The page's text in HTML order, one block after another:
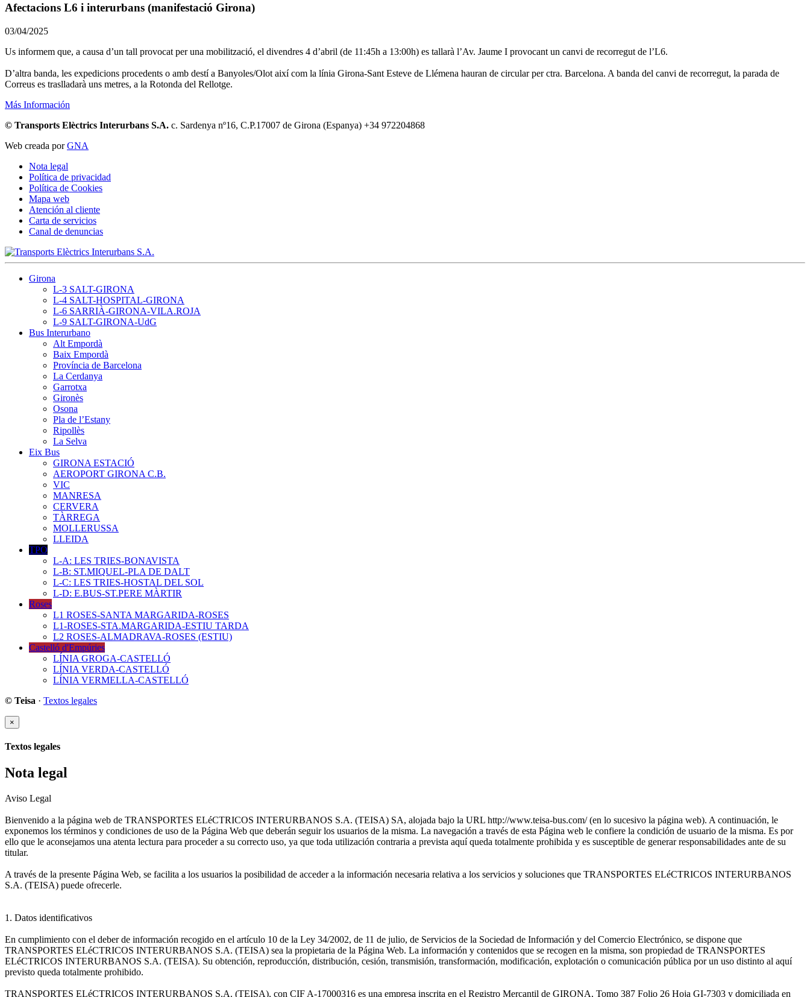
Afectacions L6 i interurbans (manifestació Girona)
03/04/2025
Us informem que, a causa d’un tall provocat per una mobilització, el divendres 4 d’abril (de 11:45h a 13:00h) es tallarà l’Av. Jaume I provocant un canvi de recorregut de l’L6.
D’altra banda, les expedicions procedents o amb destí a Banyoles/Olot així com la línia Girona-Sant Esteve de Llémena hauran de circular per ctra. Barcelona. A banda del canvi de recorregut, la parada de
Correus es traslladarà uns metres, a la Rotonda del Rellotge.
Más Información
© Transports Elèctrics Interurbans S.A. c. Sardenya nº16, C.P.17007 de Girona (Espanya) +34 972204868
Web creada porGNA
Nota legal
Política de privacidad
Política de Cookies
Mapa web
Atención al cliente
Carta de servicios
Canal de denuncias
Girona
L-3 SALT-GIRONA
L-4 SALT-HOSPITAL-GIRONA
L-6 SARRIÀ-GIRONA-VILA.ROJA
L-9 SALT-GIRONA-UdG
Bus Interurbano
Alt Empordà
Baix Empordà
Província de Barcelona
La Cerdanya
Garrotxa
Gironès
Osona
Pla de l’Estany
Ripollès
La Selva
Eix Bus
GIRONA ESTACIÓ
AEROPORT GIRONA C.B.
VIC
MANRESA
CERVERA
TÀRREGA
MOLLERUSSA
LLEIDA
TPO
L-A: LES TRIES-BONAVISTA
L-B: ST.MIQUEL-PLA DE DALT
L-C: LES TRIES-HOSTAL DEL SOL
L-D: E.BUS-ST.PERE MÀRTIR
Roses
L1 ROSES-SANTA MARGARIDA-ROSES
L1-ROSES-STA.MARGARIDA-ESTIU TARDA
L2 ROSES-ALMADRAVA-ROSES (ESTIU)
Castelló d'Empúries
LÍNIA GROGA-CASTELLÓ
LÍNIA VERDA-CASTELLÓ
LÍNIA VERMELLA-CASTELLÓ
© Teisa · Textos legales
×
Textos legales
Nota legal
Aviso Legal
Bienvenido a la página web de TRANSPORTES ELéCTRICOS INTERURBANOS S.A. (TEISA) SA, alojada bajo la URL http://www.teisa-bus.com/ (en lo sucesivo la página web). A continuación, le
exponemos los términos y condiciones de uso de la Página Web que deberán seguir los usuarios de la misma. La navegación a través de esta Página web le confiere la condición de usuario de la misma. Es por
ello que le aconsejamos una atenta lectura para proceder a su correcto uso, ya que toda utilización contraria a prevista aquí queda totalmente prohibida y es susceptible de generar responsabilidades ante de su
titular.
A través de la presente Página Web, se facilita a los usuarios la posibilidad de acceder a la información necesaria relativa a los servicios y soluciones que TRANSPORTES ELéCTRICOS INTERURBANOS
S.A. (TEISA) puede ofrecerle.
1. Datos identificativos
En cumplimiento con el deber de información recogido en el artículo 10 de la Ley 34/2002, de 11 de julio, de Servicios de la Sociedad de Información y del Comercio Electrónico, se dispone que
TRANSPORTES ELéCTRICOS INTERURBANOS S.A. (TEISA) sea la propietaria de la Página Web. La información y contenidos que se recogen en la misma, son propiedad de TRANSPORTES
ELéCTRICOS INTERURBANOS S.A. (TEISA). Su obtención, reproducción, distribución, cesión, transmisión, transformación, modificación, explotación o comunicación pública por un uso distinto al aquí
previsto queda totalmente prohibido.
TRANSPORTES ELéCTRICOS INTERURBANOS S.A. (TEISA), con CIF A-17000316 es una empresa inscrita en el Registro Mercantil de GIRONA, Tomo 387 Folio 26 Hoja GI-7303 y domiciliada en